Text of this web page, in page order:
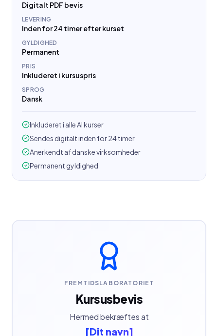
Digitalt PDF bevis
LEVERING
Inden for 24 timer efter kurset
GYLDIGHED
Permanent
PRIS
Inkluderet i kursuspris
SPROG
Dansk
Inkluderet i alle AI kurser
Sendes digitalt inden for 24 timer
Anerkendt af danske virksomheder
Permanent gyldighed
FREMTIDSLABORATORIET
Kursusbevis
Hermed bekræftes at
[Dit navn]